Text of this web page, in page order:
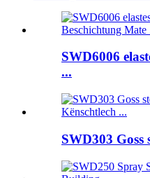
SWD6006
...
SWD303 Goss